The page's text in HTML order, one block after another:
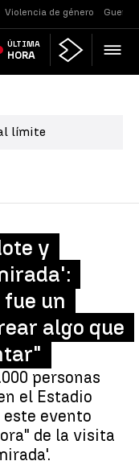
Violencia de género Guerra
ÚLTIMA
HORA
límite
y
un
algo que
personas
el Estadio
este evento
de la visita